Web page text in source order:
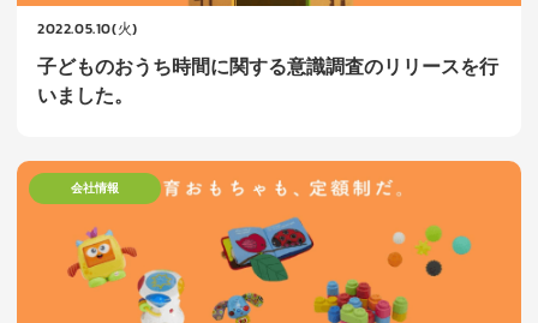
2022.05.10(火)
子どものおうち時間に関する意識調査のリリースを行
いました。
会社情報